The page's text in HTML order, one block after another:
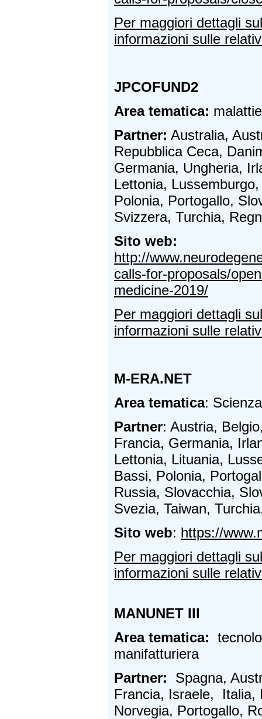
Per maggiori dettagli
informazioni sulle
JPCOFUND2
Area tematica:
Partner: Australia,
Repubblica Ceca,
Germania, Ungheria,
Lettonia,
Polonia, Portogallo,
Svizzera, Turchia,
Sito web:
http://
calls-for-proposals/
medicine-2019/
Per maggiori dettagli
informazioni sulle
M-ERA.NET
Area tematica:
Partner: Austria,
Francia, Germania,
Lettonia, Lituania,
Bassi, Polonia,
Russia, Slovacchia,
Svezia, Taiwan,
Sito web: https://
Per maggiori dettagli
informazioni sulle
MANUNET III
Area tematica:
manifatturiera
Partner:
Spagna,
Francia, Israele, Italia,
Norvegia, Portogallo,